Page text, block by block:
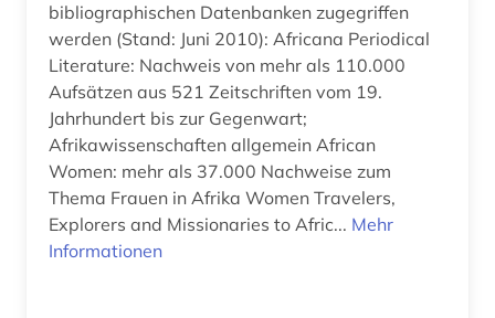
deutschland (6)
deutschsprachige gemeinschaft (1)
dienstleistung (1)
digital database (1)
digitalisat (1)
Niedersachsen (1)
Nordamerika (1)
Nordrhein-Westfalen (2)
Norwegen (4)
Oesterreich (6)
bibliographischen Datenbanken zugegriffen
werden (Stand: Juni 2010): Africana Periodical
Literature: Nachweis von mehr als 110.000
Aufsätzen aus 521 Zeitschriften vom 19.
Jahrhundert bis zur Gegenwart;
Afrikawissenschaften allgemein African
Women: mehr als 37.000 Nachweise zum
Thema Frauen in Afrika Women Travelers,
Explorers and Missionaries to Afric... Mehr
Informationen